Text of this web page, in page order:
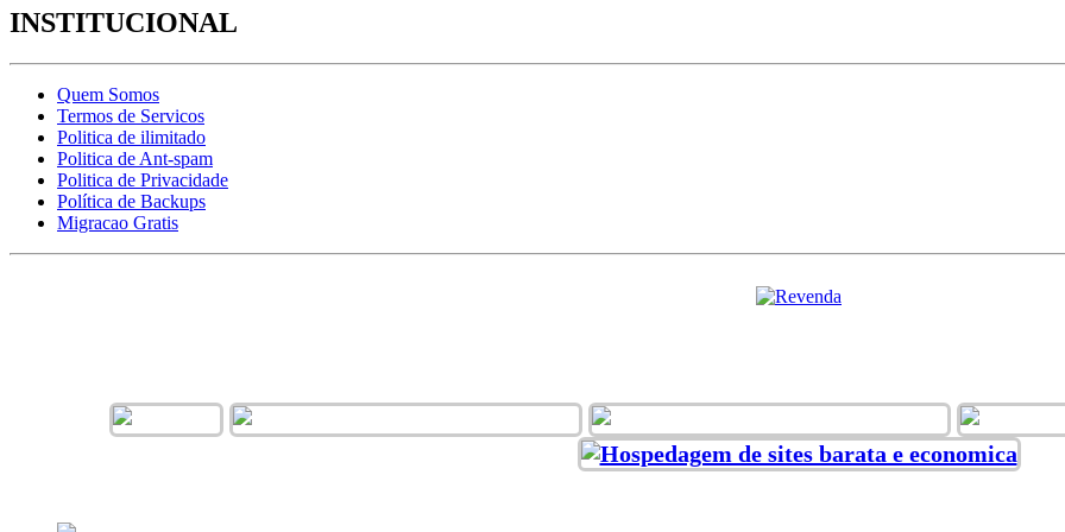
INSTITUCIONAL
Quem Somos
Termos de Servicos
Politica de ilimitado
Politica de Ant-spam
Politica de Privacidade
Política de Backups
Migracao Gratis